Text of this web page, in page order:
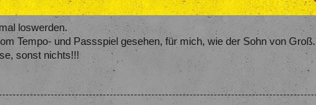
loswerden.
Tempo- und Passspiel gesehen, für mich, wie der Sohn von Groß.
sonst nichts!!!